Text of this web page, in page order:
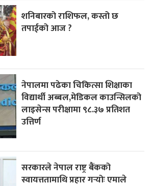
शनिबारको राशिफल, कस्तो छ
तपाईको आज ?
नेपालमा पढेका चिकित्सा शिक्षाका
विद्यार्थी अब्बल,मेडिकल काउन्सिलको
लाइसेन्स परीक्षामा ९८.३७ प्रतिशत
उत्तिर्ण
सरकारले नेपाल राष्ट्र बैंकको
स्वायत्ततामाथि प्रहार गर्‍योः एमाले